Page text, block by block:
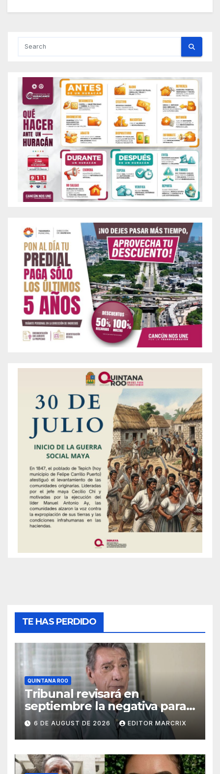
TE HAS PERDIDO
QUINTANA ROO
Tribunal revisará en
septiembre la negativa para
cambiar la pena de prisión de
Mario Villanueva
6 DE AUGUST DE 2026 EDITOR MARCRIX